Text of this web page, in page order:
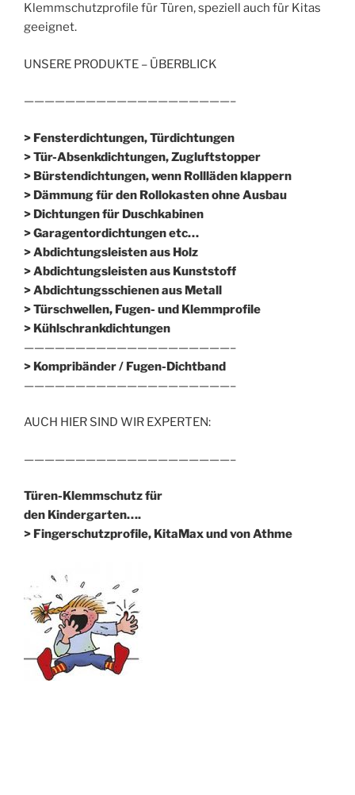
Klemmschutzprofile für Türen, speziell auch für Kitas
geeignet.
UNSERE PRODUKTE – ÜBERBLICK
————————————————————–
> Fensterdichtungen, Türdichtungen
> Tür-Absenkdichtungen, Zugluftstopper
> Bürstendichtungen, wenn Rollläden klappern
> Dämmung für den Rollokasten ohne Ausbau
> Dichtungen für Duschkabinen
> Garagentordichtungen etc…
> Abdichtungsleisten aus Holz
> Abdichtungsleisten aus Kunststoff
> Abdichtungsschienen aus Metall
> Türschwellen, Fugen- und Klemmprofile
> Kühlschrankdichtungen
————————————————————–
> Kompribänder / Fugen-Dichtband
————————————————————–
AUCH HIER SIND WIR EXPERTEN:
————————————————————–
Türen-Klemmschutz für
den Kindergarten….
> Fingerschutzprofile, KitaMax und von Athme